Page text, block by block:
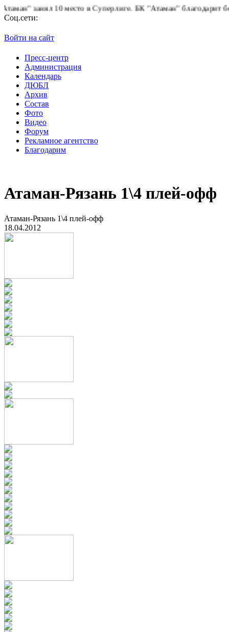
занял 10 место в Суперлиге.БК "Атаман" благодарит
Соц.сети:
Войти на сайт
Пресс-центр
Администрация
Календарь
ДЮБЛ
Архив
Состав
Фото
Видео
Форум
Рекламное агентство
Благодарим
Атаман-Рязань 1\4 плей-офф
Атаман-Рязань 1\4 плей-офф
18.04.2012